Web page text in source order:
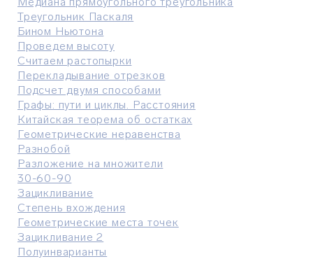
Треугольник Паскаля
Бином Ньютона
Проведем высоту
Считаем растопырки
Перекладывание отрезков
Подсчет двумя способами
Графы: пути и циклы. Расстояния
Китайская теорема об остатках
Геометрические неравенства
Разнобой
Разложение на множители
30-60-90
Зацикливание
Степень вхождения
Геометрические места точек
Зацикливание 2
Полуинварианты